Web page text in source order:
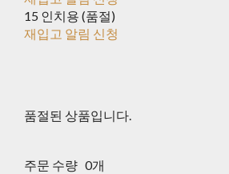
15 인치용 (품절)
재입고 알림 신청
품절된 상품입니다.
주문 수량 0개